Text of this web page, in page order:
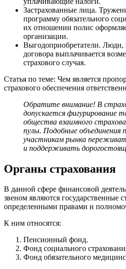
Застрахованные лица.
программу обязательного
их отношении полис
организации.
Выгодоприобретатели. Люди,
договора выплачивается
страхового случая.
Статья по теме: Чем является
страхового обеспечения
Обратите внимание! В
допускается фигурирование
общества взаимного
пулы. Подобные объединения
участникам рынка
и поддерживать
Органы страхования
В данной сфере финансовой
звеном являются государственные
определенными правами и
К ним относятся:
Пенсионный фонд.
Фонд социального
Фонд обязательного